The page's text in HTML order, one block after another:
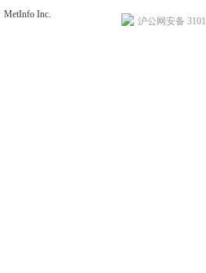
MetInfo Inc.
沪公网安备